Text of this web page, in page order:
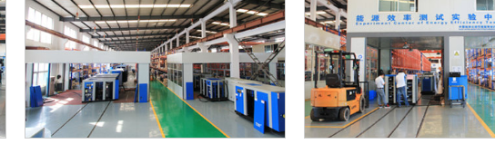
干式无油空压
空压机在运转
集过多...